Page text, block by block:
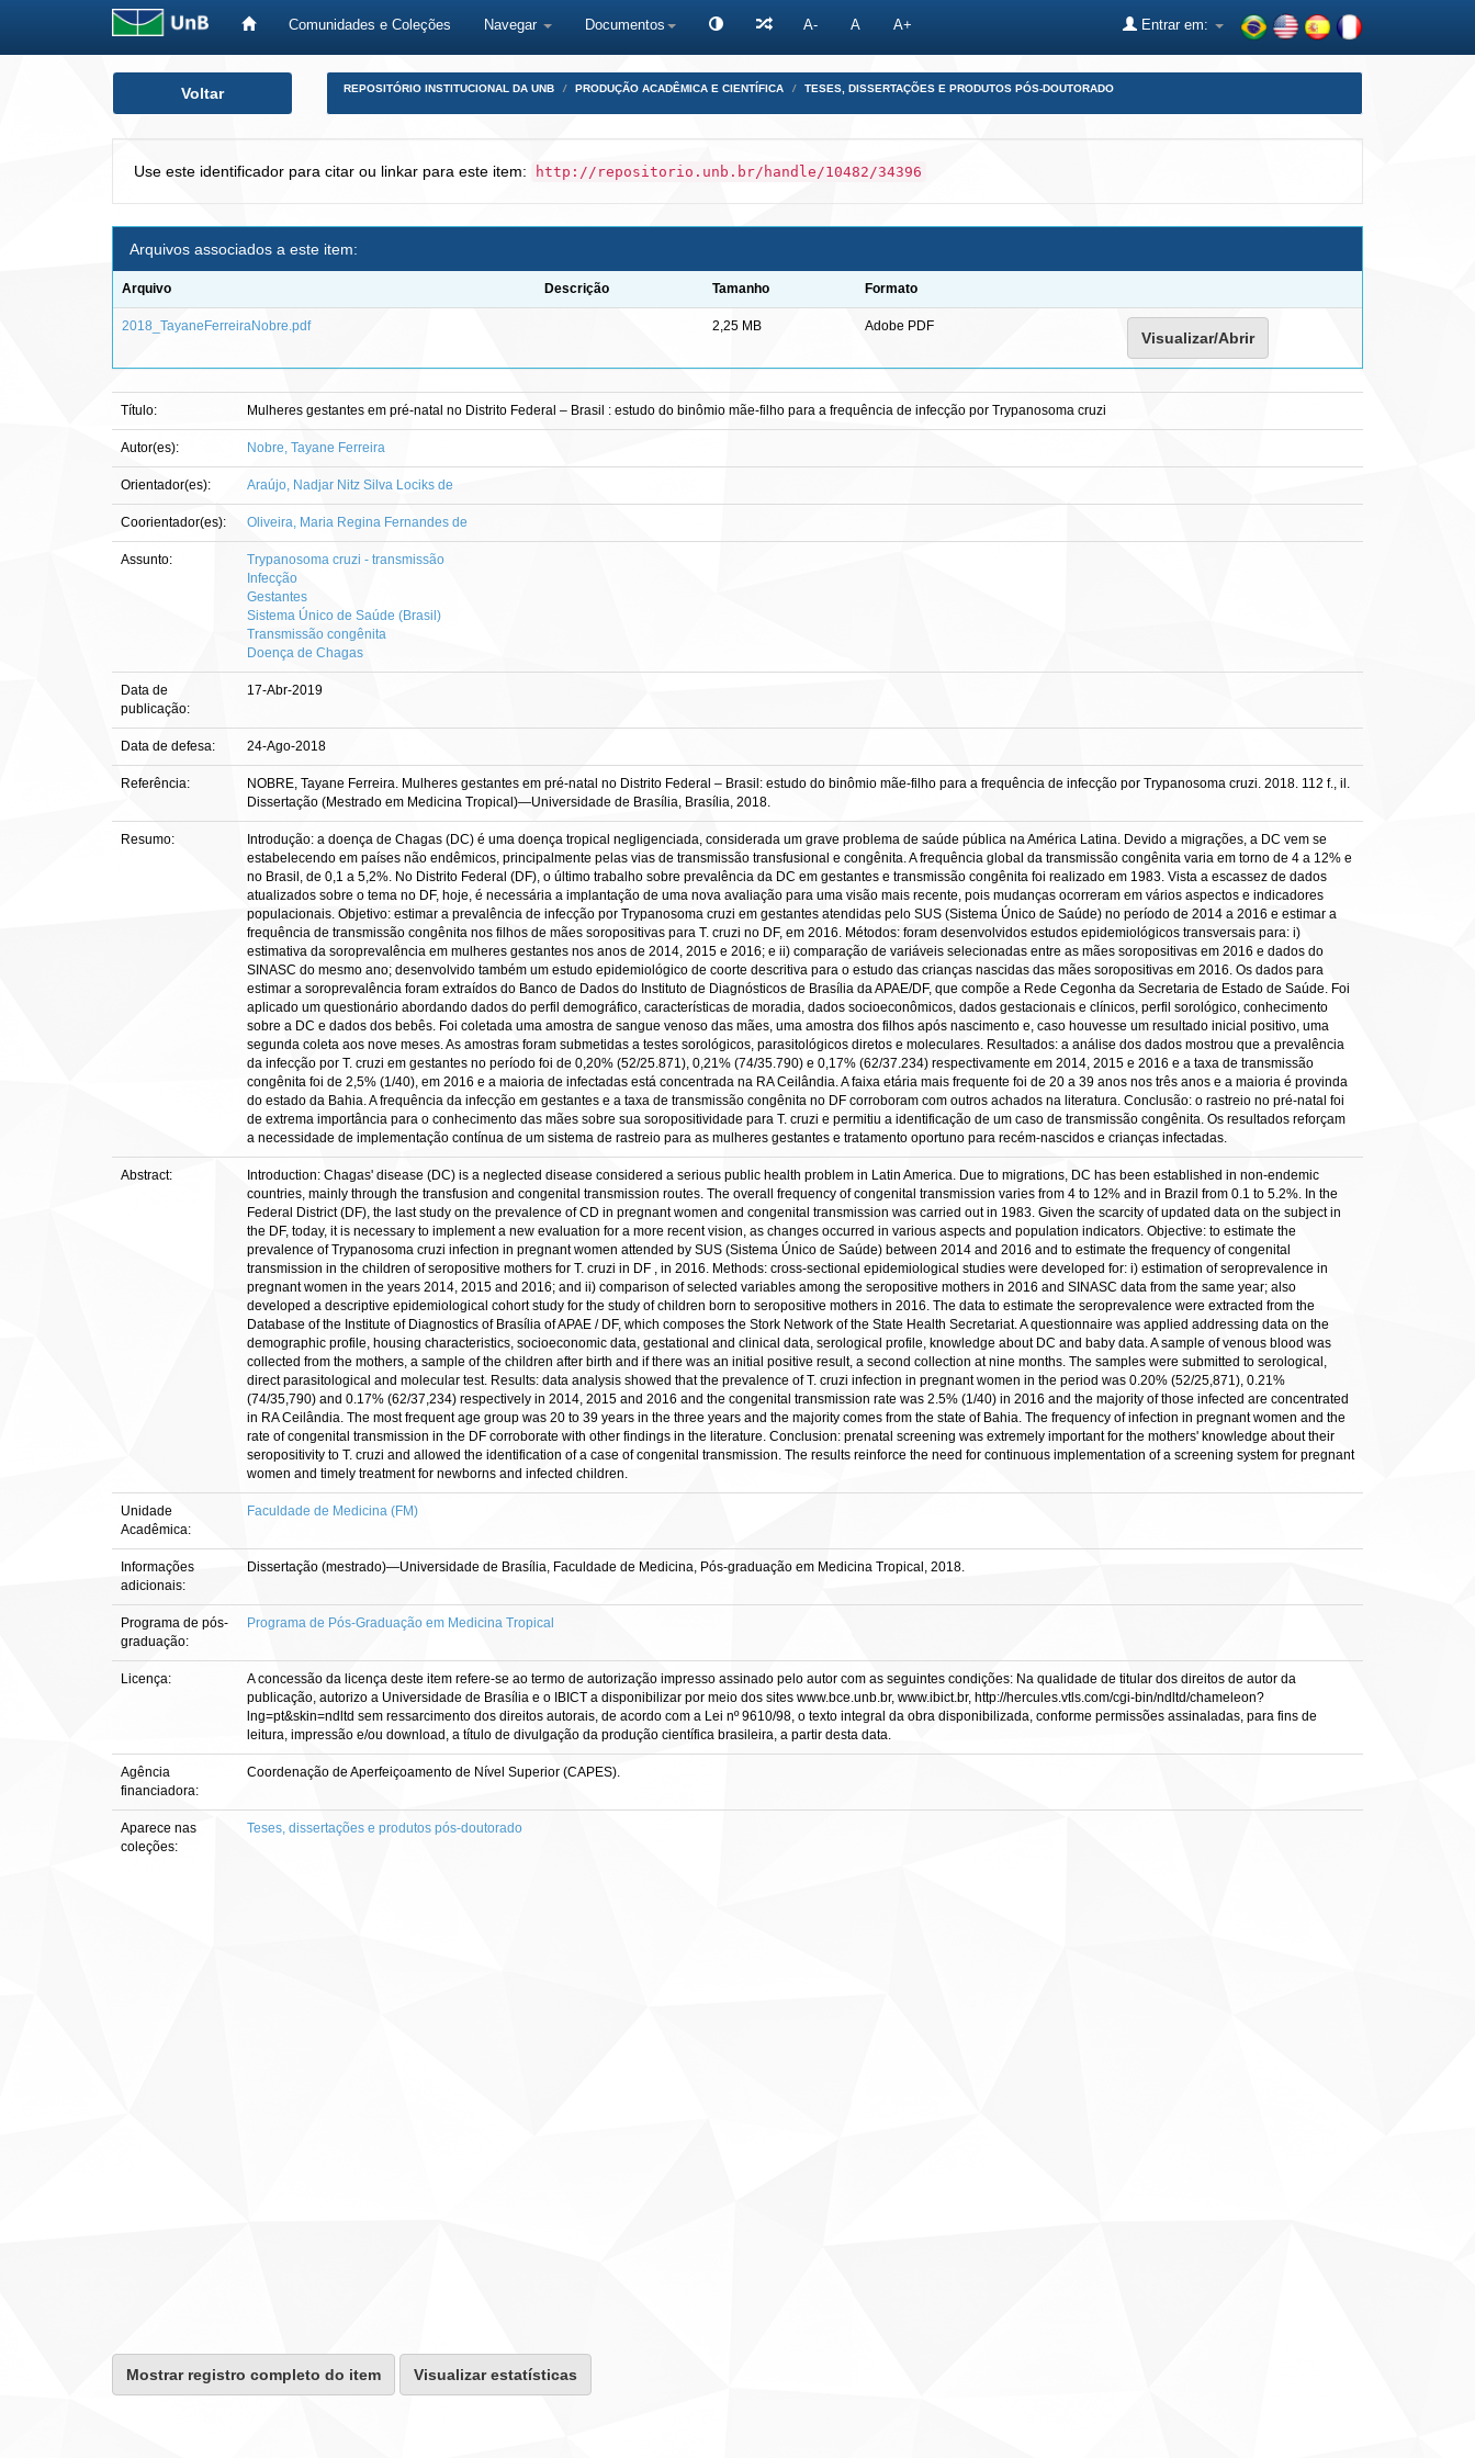
Comunidades e Coleções Navegar Documentos A- A A+ Entrar em:
Voltar REPOSITÓRIO INSTITUCIONAL DA UNB PRODUÇÃO ACADÊMICA E CIENTÍFICA TESES, DISSERTAÇÕES E PRODUTOS PÓS-DOUTORADO
Use este identificador para citar ou linkar para este item: http://repositorio.unb.br/handle/10482/34396
Arquivos associados a este item:
Arquivo Descrição Tamanho Formato
2018_TayaneFerreiraNobre.pdf 2,25 MB Adobe PDF
Visualizar/Abrir
Título: Mulheres gestantes em pré-natal no Distrito Federal – Brasil : estudo do binômio mãe-filho para a frequência de infecção por Trypanosoma cruzi
Autor(es): Nobre, Tayane Ferreira
Orientador(es): Araújo, Nadjar Nitz Silva Lociks de
Coorientador(es): Oliveira, Maria Regina Fernandes de
Assunto:
Trypanosoma cruzi - transmissão
Infecção
Gestantes
Sistema Único de Saúde (Brasil)
Transmissão congênita
Doença de Chagas
Data de
publicação:
17-Abr-2019
Data de defesa: 24-Ago-2018
Referência:
NOBRE, Tayane Ferreira. Mulheres gestantes em pré-natal no Distrito Federal – Brasil: estudo do binômio mãe-filho para a frequência de infecção por Trypanosoma cruzi. 2018. 112 f., il.
Dissertação (Mestrado em Medicina Tropical)—Universidade de Brasília, Brasília, 2018.
Resumo:
Introdução: a doença de Chagas (DC) é uma doença tropical negligenciada, considerada um grave problema de saúde pública na América Latina. Devido a migrações, a DC vem se
estabelecendo em países não endêmicos, principalmente pelas vias de transmissão transfusional e congênita. A frequência global da transmissão congênita varia em torno de 4 a 12% e
no Brasil, de 0,1 a 5,2%. No Distrito Federal (DF), o último trabalho sobre prevalência da DC em gestantes e transmissão congênita foi realizado em 1983. Vista a escassez de dados
atualizados sobre o tema no DF, hoje, é necessária a implantação de uma nova avaliação para uma visão mais recente, pois mudanças ocorreram em vários aspectos e indicadores
populacionais. Objetivo: estimar a prevalência de infecção por Trypanosoma cruzi em gestantes atendidas pelo SUS (Sistema Único de Saúde) no período de 2014 a 2016 e estimar a
frequência de transmissão congênita nos filhos de mães soropositivas para T. cruzi no DF, em 2016. Métodos: foram desenvolvidos estudos epidemiológicos transversais para: i)
estimativa da soroprevalência em mulheres gestantes nos anos de 2014, 2015 e 2016; e ii) comparação de variáveis selecionadas entre as mães soropositivas em 2016 e dados do
SINASC do mesmo ano; desenvolvido também um estudo epidemiológico de coorte descritiva para o estudo das crianças nascidas das mães soropositivas em 2016. Os dados para
estimar a soroprevalência foram extraídos do Banco de Dados do Instituto de Diagnósticos de Brasília da APAE/DF, que compõe a Rede Cegonha da Secretaria de Estado de Saúde. Foi
aplicado um questionário abordando dados do perfil demográfico, características de moradia, dados socioeconômicos, dados gestacionais e clínicos, perfil sorológico, conhecimento
sobre a DC e dados dos bebês. Foi coletada uma amostra de sangue venoso das mães, uma amostra dos filhos após nascimento e, caso houvesse um resultado inicial positivo, uma
segunda coleta aos nove meses. As amostras foram submetidas a testes sorológicos, parasitológicos diretos e moleculares. Resultados: a análise dos dados mostrou que a prevalência
da infecção por T. cruzi em gestantes no período foi de 0,20% (52/25.871), 0,21% (74/35.790) e 0,17% (62/37.234) respectivamente em 2014, 2015 e 2016 e a taxa de transmissão
congênita foi de 2,5% (1/40), em 2016 e a maioria de infectadas está concentrada na RA Ceilândia. A faixa etária mais frequente foi de 20 a 39 anos nos três anos e a maioria é provinda
do estado da Bahia. A frequência da infecção em gestantes e a taxa de transmissão congênita no DF corroboram com outros achados na literatura. Conclusão: o rastreio no pré-natal foi
de extrema importância para o conhecimento das mães sobre sua soropositividade para T. cruzi e permitiu a identificação de um caso de transmissão congênita. Os resultados reforçam
a necessidade de implementação contínua de um sistema de rastreio para as mulheres gestantes e tratamento oportuno para recém-nascidos e crianças infectadas.
Abstract:
Introduction: Chagas' disease (DC) is a neglected disease considered a serious public health problem in Latin America. Due to migrations, DC has been established in non-endemic
countries, mainly through the transfusion and congenital transmission routes. The overall frequency of congenital transmission varies from 4 to 12% and in Brazil from 0.1 to 5.2%. In the
Federal District (DF), the last study on the prevalence of CD in pregnant women and congenital transmission was carried out in 1983. Given the scarcity of updated data on the subject in
the DF, today, it is necessary to implement a new evaluation for a more recent vision, as changes occurred in various aspects and population indicators. Objective: to estimate the
prevalence of Trypanosoma cruzi infection in pregnant women attended by SUS (Sistema Único de Saúde) between 2014 and 2016 and to estimate the frequency of congenital
transmission in the children of seropositive mothers for T. cruzi in DF , in 2016. Methods: cross-sectional epidemiological studies were developed for: i) estimation of seroprevalence in
pregnant women in the years 2014, 2015 and 2016; and ii) comparison of selected variables among the seropositive mothers in 2016 and SINASC data from the same year; also
developed a descriptive epidemiological cohort study for the study of children born to seropositive mothers in 2016. The data to estimate the seroprevalence were extracted from the
Database of the Institute of Diagnostics of Brasília of APAE / DF, which composes the Stork Network of the State Health Secretariat. A questionnaire was applied addressing data on the
demographic profile, housing characteristics, socioeconomic data, gestational and clinical data, serological profile, knowledge about DC and baby data. A sample of venous blood was
collected from the mothers, a sample of the children after birth and if there was an initial positive result, a second collection at nine months. The samples were submitted to serological,
direct parasitological and molecular test. Results: data analysis showed that the prevalence of T. cruzi infection in pregnant women in the period was 0.20% (52/25,871), 0.21%
(74/35,790) and 0.17% (62/37,234) respectively in 2014, 2015 and 2016 and the congenital transmission rate was 2.5% (1/40) in 2016 and the majority of those infected are concentrated
in RA Ceilândia. The most frequent age group was 20 to 39 years in the three years and the majority comes from the state of Bahia. The frequency of infection in pregnant women and the
rate of congenital transmission in the DF corroborate with other findings in the literature. Conclusion: prenatal screening was extremely important for the mothers' knowledge about their
seropositivity to T. cruzi and allowed the identification of a case of congenital transmission. The results reinforce the need for continuous implementation of a screening system for pregnant
women and timely treatment for newborns and infected children.
Unidade
Acadêmica:
Faculdade de Medicina (FM)
Informações
adicionais:
Dissertação (mestrado)—Universidade de Brasília, Faculdade de Medicina, Pós-graduação em Medicina Tropical, 2018.
Programa de pós-
graduação:
Programa de Pós-Graduação em Medicina Tropical
Licença:
A concessão da licença deste item refere-se ao termo de autorização impresso assinado pelo autor com as seguintes condições: Na qualidade de titular dos direitos de autor da
publicação, autorizo a Universidade de Brasília e o IBICT a disponibilizar por meio dos sites www.bce.unb.br, www.ibict.br, http://hercules.vtls.com/cgi-bin/ndltd/chameleon?
lng=pt&skin=ndltd sem ressarcimento dos direitos autorais, de acordo com a Lei nº 9610/98, o texto integral da obra disponibilizada, conforme permissões assinaladas, para fins de
leitura, impressão e/ou download, a título de divulgação da produção científica brasileira, a partir desta data.
Agência
financiadora:
Coordenação de Aperfeiçoamento de Nível Superior (CAPES).
Aparece nas
coleções:
Teses, dissertações e produtos pós-doutorado
Mostrar registro completo do item Visualizar estatísticas